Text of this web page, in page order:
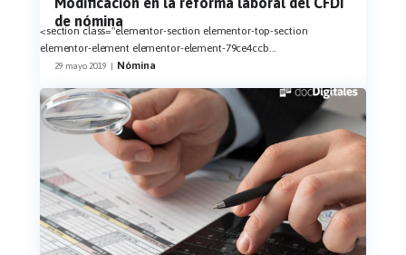
de nómina
<section class="elementor-section elementor-top-section
elementor-element elementor-element-79ce4ccb...
29 mayo 2019 | Nómina